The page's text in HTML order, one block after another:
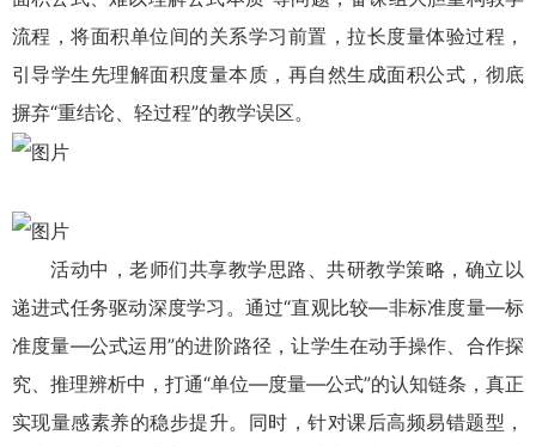
流程，将面积单位间的关系学习前置，拉长度量体验过程，
引导学生先理解面积度量本质，再自然生成面积公式，彻底
摒弃“重结论、轻过程”的教学误区。
活动中，老师们共享教学思路、共研教学策略，确立以
递进式任务驱动深度学习。通过“直观比较—非标准度量—标
准度量—公式运用”的进阶路径，让学生在动手操作、合作探
究、推理辨析中，打通“单位—度量—公式”的认知链条，真正
实现量感素养的稳步提升。同时，针对课后高频易错题型，